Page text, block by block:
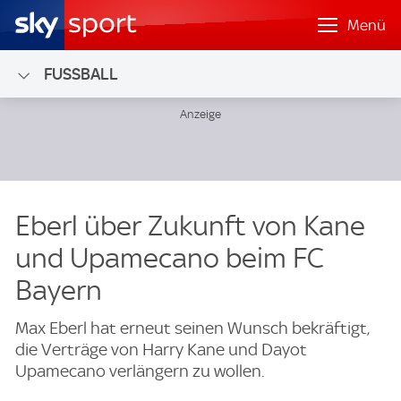
Menü
FUSSBALL
Eberl über Zukunft von Kane
und Upamecano beim FC
Bayern
Max Eberl hat erneut seinen Wunsch bekräftigt,
die Verträge von Harry Kane und Dayot
Upamecano verlängern zu wollen.